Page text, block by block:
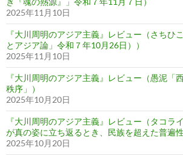
2025年11月10日
『大川周明のアジア主義』レビュー（さちひ
とアジア論」令和７年10月26日））
2025年11月10日
『大川周明のアジア主義』レビュー（愚泥「
秩序」）
2025年10月20日
『大川周明のアジア主義』レビュー（タコラ
が真の姿に立ち返るとき、民族を超えた普遍
2025年10月20日